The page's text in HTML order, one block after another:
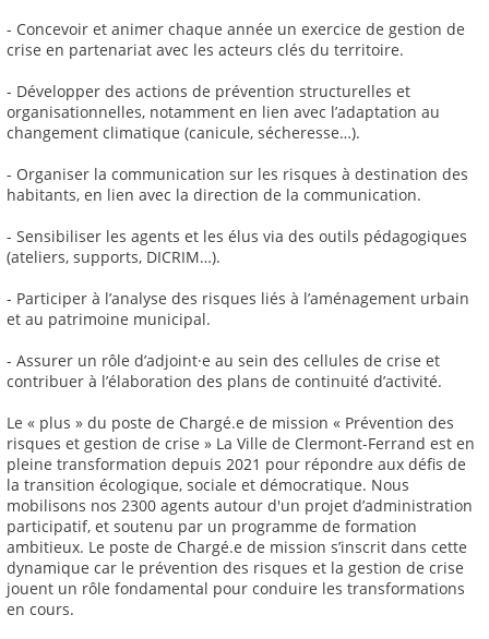
- Concevoir et animer chaque année un exercice de gestion de
crise en partenariat avec les acteurs clés du territoire.
- Développer des actions de prévention structurelles et
organisationnelles, notamment en lien avec l’adaptation au
changement climatique (canicule, sécheresse…).
- Organiser la communication sur les risques à destination des
habitants, en lien avec la direction de la communication.
- Sensibiliser les agents et les élus via des outils pédagogiques
(ateliers, supports, DICRIM…).
- Participer à l’analyse des risques liés à l’aménagement urbain
et au patrimoine municipal.
- Assurer un rôle d’adjoint·e au sein des cellules de crise et
contribuer à l’élaboration des plans de continuité d’activité.
Le « plus » du poste de Chargé.e de mission « Prévention des
risques et gestion de crise » La Ville de Clermont-Ferrand est en
pleine transformation depuis 2021 pour répondre aux défis de
la transition écologique, sociale et démocratique. Nous
mobilisons nos 2300 agents autour d'un projet d’administration
participatif, et soutenu par un programme de formation
ambitieux. Le poste de Chargé.e de mission s’inscrit dans cette
dynamique car le prévention des risques et la gestion de crise
jouent un rôle fondamental pour conduire les transformations
en cours.